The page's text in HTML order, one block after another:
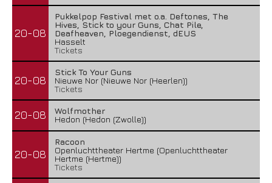
20-08
Pukkelpop Festival met o.a. Deftones, The
Hives, Stick to your Guns, Chat Pile,
Deafheaven, Ploegendienst, dEUS
Hasselt
Tickets
20-08
Stick To Your Guns
Nieuwe Nor (Nieuwe Nor (Heerlen))
Tickets
20-08
Wolfmother
Hedon (Hedon (Zwolle))
20-08
Racoon
Openluchttheater Hertme (Openluchttheater
Hertme (Hertme))
Tickets